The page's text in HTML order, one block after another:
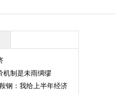
机制是未雨绸缪
钢：我给上半年经济